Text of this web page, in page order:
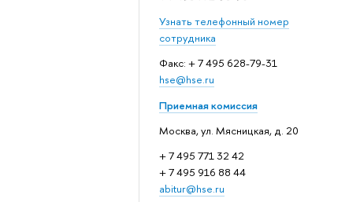
Узнать телефонный номер
сотрудника
Факс: + 7 495 628-79-31
hse@hse.ru
Приемная комиссия
Москва, ул. Мясницкая, д. 20
+ 7 495 771 32 42
+ 7 495 916 88 44
abitur@hse.ru